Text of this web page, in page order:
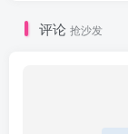
评论 抢沙发